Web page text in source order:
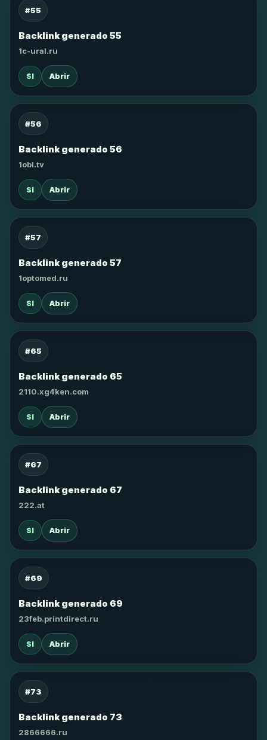
#55
Backlink generado 55
1c-ural.ru
SI Abrir
#56
Backlink generado 56
1obl.tv
SI Abrir
#57
Backlink generado 57
1optomed.ru
SI Abrir
#65
Backlink generado 65
2110.xg4ken.com
SI Abrir
#67
Backlink generado 67
222.at
SI Abrir
#69
Backlink generado 69
23feb.printdirect.ru
SI Abrir
#73
Backlink generado 73
2866666.ru